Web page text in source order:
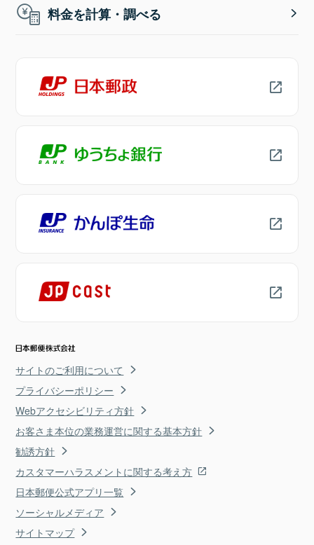
料金を計算・調べる
サイトのご利用について
プライバシーポリシー
Webアクセシビリティ方針
お客さま本位の業務運営に関する基本方針
勧誘方針
カスタマーハラスメントに関する考え方
日本郵便公式アプリ一覧
ソーシャルメディア
サイトマップ